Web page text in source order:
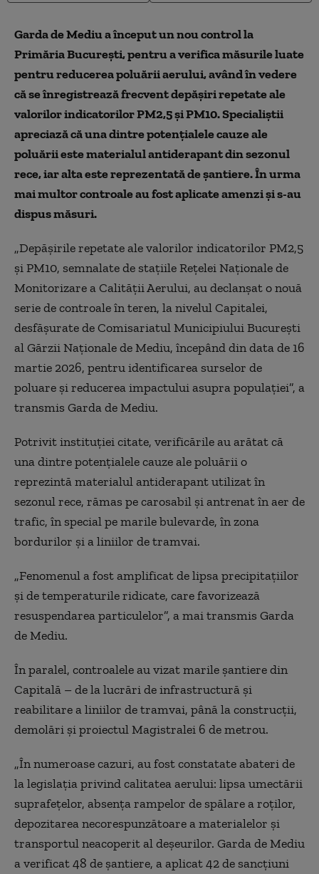
Garda de Mediu a început un nou control la
Primăria Bucureşti, pentru a verifica măsurile luate
pentru reducerea poluării aerului, având în vedere
că se înregistrează frecvent depăşiri repetate ale
valorilor indicatorilor PM2,5 şi PM10. Specialiştii
apreciază că una dintre potenţialele cauze ale
poluării este materialul antiderapant din sezonul
rece, iar alta este reprezentată de şantiere. În urma
mai multor controale au fost aplicate amenzi şi s-au
dispus măsuri.
„Depăşirile repetate ale valorilor indicatorilor PM2,5
şi PM10, semnalate de staţiile Reţelei Naţionale de
Monitorizare a Calităţii Aerului, au declanşat o nouă
serie de controale în teren, la nivelul Capitalei,
desfăşurate de Comisariatul Municipiului Bucureşti
al Gărzii Naţionale de Mediu, începând din data de 16
martie 2026, pentru identificarea surselor de
poluare şi reducerea impactului asupra populaţiei”, a
transmis Garda de Mediu.
Potrivit instituţiei citate, verificările au arătat că
una dintre potenţialele cauze ale poluării o
reprezintă materialul antiderapant utilizat în
sezonul rece, rămas pe carosabil şi antrenat în aer de
trafic, în special pe marile bulevarde, în zona
bordurilor şi a liniilor de tramvai.
„Fenomenul a fost amplificat de lipsa precipitaţiilor
şi de temperaturile ridicate, care favorizează
resuspendarea particulelor”, a mai transmis Garda
de Mediu.
În paralel, controalele au vizat marile şantiere din
Capitală – de la lucrări de infrastructură şi
reabilitare a liniilor de tramvai, până la construcţii,
demolări şi proiectul Magistralei 6 de metrou.
„În numeroase cazuri, au fost constatate abateri de
la legislaţia privind calitatea aerului: lipsa umectării
suprafeţelor, absenţa rampelor de spălare a roţilor,
depozitarea necorespunzătoare a materialelor şi
transportul neacoperit al deşeurilor. Garda de Mediu
a verificat 48 de şantiere, a aplicat 42 de sancţiuni